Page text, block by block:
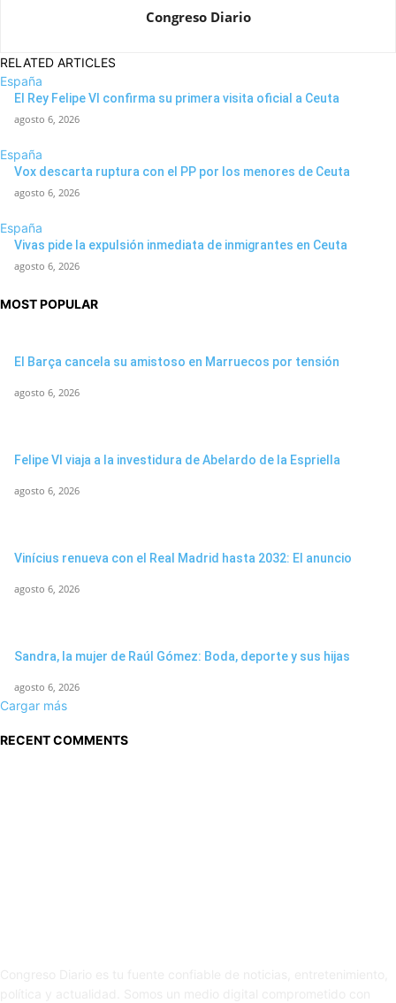
Congreso Diario
RELATED ARTICLES
España
El Rey Felipe VI confirma su primera visita oficial a Ceuta
agosto 6, 2026
España
Vox descarta ruptura con el PP por los menores de Ceuta
agosto 6, 2026
España
Vivas pide la expulsión inmediata de inmigrantes en Ceuta
agosto 6, 2026
MOST POPULAR
El Barça cancela su amistoso en Marruecos por tensión
agosto 6, 2026
Felipe VI viaja a la investidura de Abelardo de la Espriella
agosto 6, 2026
Vinícius renueva con el Real Madrid hasta 2032: El anuncio
agosto 6, 2026
Sandra, la mujer de Raúl Gómez: Boda, deporte y sus hijas
agosto 6, 2026
Cargar más
RECENT COMMENTS